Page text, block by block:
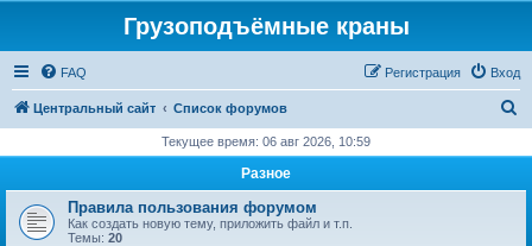
Грузоподъёмные краны
FAQ Вход
Регистрация
Центральный сайт Список форумов
с
Текущее время: 06 авг 2026, 10:59
Разное
Правила пользования форумом
Как создать новую тему, приложить файл и т.п.
Темы: 20